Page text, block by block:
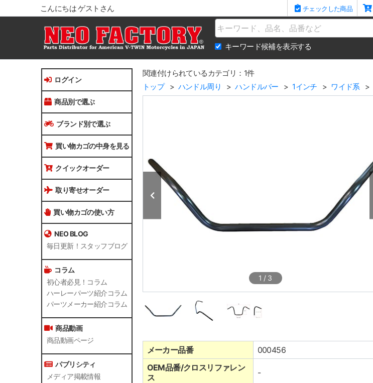
こんにちは ゲストさん チェックした商品
Name
キーワード候補を表示する
ログイン
商品別で選ぶ
ブランド別で選ぶ
買い物カゴの中身を見る
クイックオーダー
取り寄せオーダー
買い物カゴの使い方
NEO BLOG
毎日更新！スタッフブログ
コラム
初心者必見！コラム
ハーレーパーツ紹介コラム
パーツメーカー紹介コラム
商品動画
商品動画ページ
パブリシティ
メディア掲載情報
関連付けられているカテゴリ：1件
トップ
ハンドル周り ハンドルバー 1インチ ワイド系
1 / 3
メーカー品番
000456
OEM品番/クロスリファレン
ス
-